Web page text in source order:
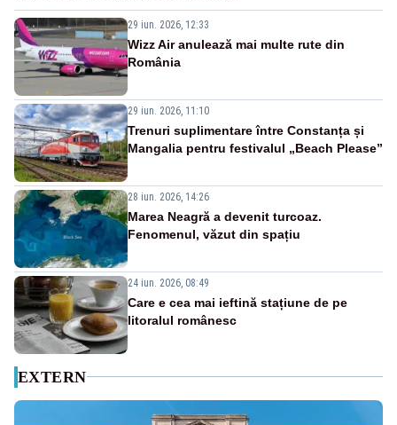
29 iun. 2026, 12:33
Wizz Air anulează mai multe rute din
România
29 iun. 2026, 11:10
Trenuri suplimentare între Constanța și
Mangalia pentru festivalul „Beach Please”
28 iun. 2026, 14:26
Marea Neagră a devenit turcoaz.
Fenomenul, văzut din spațiu
24 iun. 2026, 08:49
Care e cea mai ieftină stațiune de pe
litoralul românesc
EXTERN